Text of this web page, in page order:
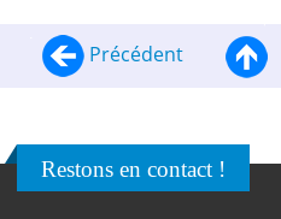
Précédent
Restons en contact !